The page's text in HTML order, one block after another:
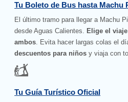
Tu Boleto de Bus hasta Machu
El último tramo para llegar a Machu
desde Aguas Calientes. Elige el
ambos . Evita hacer largas colas el
descuentos para niños y viaja con
Tu Guía Turístico Oficial